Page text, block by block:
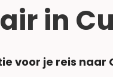
in
voor je reis naar